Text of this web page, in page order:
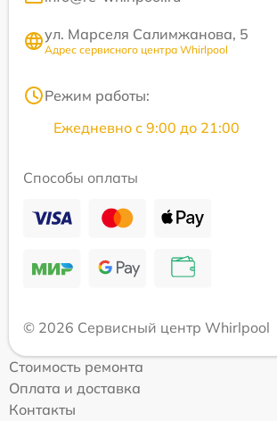
ул. Марселя Салимжанова, 5
Адрес сервисного центра Whirlpool
Режим работы:
Ежедневно с 9:00 до 21:00
Способы оплаты
© 2026 Сервисный центр Whirlpool
Стоимость ремонта
Оплата и доставка
Контакты